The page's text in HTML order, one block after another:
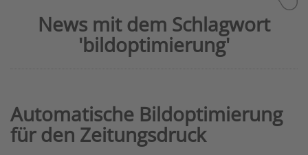
News mit dem Schlagwort
'bildoptimierung'
Automatische Bildoptimierung
für den Zeitungsdruck